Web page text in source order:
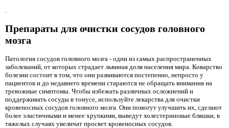
Препараты для очистки сосудов головного
мозга
Патология сосудов головного мозга - одни из самых распространенных
заболеваний, от которых страдает львиная доля населения мира. Коварство
болезни состоит в том, что они развиваются постепенно, непросто у
пациентов и до недавнего времени стараются не обращать внимания на
тревожные симптомы. Чтобы избежать различных осложнений и
поддерживать сосуды в тонусе, используйте лекарства для очистки
кровеносных сосудов головного мозга. Они помогут улучшить их, сделают
более эластичными и менее хрупкими, выведут холестериновые бляшки, в
тяжелых случаях увеличат просвет кровеносных сосудов.